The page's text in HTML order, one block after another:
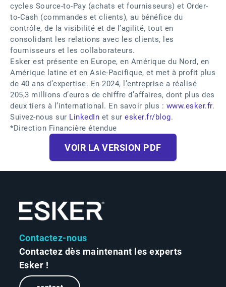
cycles Source-to-Pay (achats et fournisseurs) et Order-
to-Cash (commandes et clients), au bénéfice du
contrôle, de la visibilité et de l’agilité, tout en
consolidant les relations avec les clients, les
fournisseurs et les collaborateurs.
Esker est présente en Europe, en Amérique du Nord, en
Amérique latine et en Asie-Pacifique, et met à profit plus
de 40 ans d’expertise. En 2024, l’entreprise a réalisé
205,3 millions d’euros de chiffre d’affaires, dont plus des
deux tiers à l’international. En savoir plus : www.esker.fr.
Suivez-nous sur LinkedIn et sur esker.fr/blog.
*Direction Financière étendue
VOIR LA VERSION PDF
Contactez-nous
Contactez dès maintenant les experts
Esker !